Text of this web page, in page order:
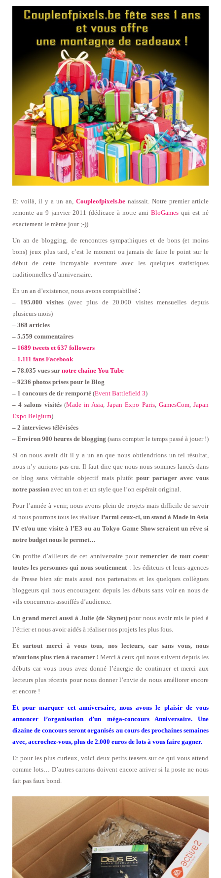
Et voilà, il y a un an, Coupleofpixels.be naissait. Notre premier article
remonte au 9 janvier 2011 (dédicace à notre ami BloGames qui est né
exactement le même jour ;-))
Un an de blogging, de rencontres sympathiques et de bons (et moins
bons) jeux plus tard, c’est le moment ou jamais de faire le point sur le
début de cette incroyable aventure avec les quelques statistiques
traditionnelles d’anniversaire.
En un an d’existence, nous avons comptabilisé :
– 195.000 visites (avec plus de 20.000 visites mensuelles depuis
plusieurs mois)
– 368 articles
– 5.559 commentaires
– 1689 tweets et 637 followers
– 1.111 fans Facebook
– 78.035 vues sur notre chaîne You Tube
– 9236 photos prises pour le Blog
– 1 concours de tir remporté (Event Battlefield 3)
– 4 salons visités(Made in Asia,Japan Expo Paris, GamesCom,Japan
Expo Belgium)
– 2 interviews télévisées
– Environ 900 heures de blogging (sans compter le temps passé à jouer !)
Si on nous avait dit il y a un an que nous obtiendrions un tel résultat,
nous n’y aurions pas cru. Il faut dire que nous nous sommes lancés dans
ce blog sans véritable objectif mais plutôt pour partager avec vous
notre passion avec un ton et un style que l’on espérait original.
Pour l’année à venir, nous avons plein de projets mais difficile de savoir
si nous pourrons tous les réaliser. Parmi ceux-ci, un stand à Made in Asia
IV et/ou une visite à l’E3 ou au Tokyo Game Show seraient un rêve si
notre budget nous le permet…
On profite d’ailleurs de cet anniversaire pour remercier de tout coeur
toutes les personnes qui nous soutiennent: les éditeurs et leurs agences
de Presse bien sûr mais aussi nos partenaires et les quelques collègues
bloggeurs qui nous encouragent depuis les débuts sans voir en nous de
vils concurrents assoiffés d’audience.
Un grand merci aussi à Julie (de Skynet)pour nous avoir mis le pied à
l’étrier et nous avoir aidés à réaliser nos projets les plus fous.
Et surtout merci à vous tous, nos lecteurs, car sans vous, nous
n’aurions plus rien à raconter ! Merci à ceux qui nous suivent depuis les
débuts car vous nous avez donné l’énergie de continuer et merci aux
lecteurs plus récents pour nous donner l’envie de nous améliorer encore
et encore !
Et pour marquer cet anniversaire, nous avons le plaisir de vous
annoncer l’organisation d’un méga-concours Anniversaire. Une
dizaine de concours seront organisés au cours des prochaines semaines
avec, accrochez-vous, plus de 2.000 euros de lots à vous faire gagner.
Et pour les plus curieux, voici deux petits teasers sur ce qui vous attend
comme lots… D’autres cartons doivent encore arriver si la poste ne nous
fait pas faux bond.